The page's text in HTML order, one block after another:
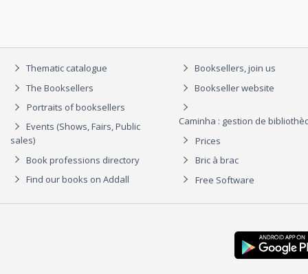
Thematic catalogue
The Booksellers
Portraits of booksellers
Events (Shows, Fairs, Public
sales)
Book professions directory
Find our books on Addall
Booksellers, join us
Bookseller website
Caminha : gestion de
Prices
Bric à brac
Free Software